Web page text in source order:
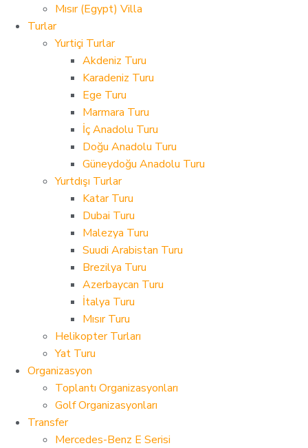
Mısır (Egypt) Villa
Turlar
Yurtiçi Turlar
Akdeniz Turu
Karadeniz Turu
Ege Turu
Marmara Turu
İç Anadolu Turu
Doğu Anadolu Turu
Güneydoğu Anadolu Turu
Yurtdışı Turlar
Katar Turu
Dubai Turu
Malezya Turu
Suudi Arabistan Turu
Brezilya Turu
Azerbaycan Turu
İtalya Turu
Mısır Turu
Helikopter Turları
Yat Turu
Organizasyon
Toplantı Organizasyonları
Golf Organizasyonları
Transfer
Mercedes-Benz E Serisi